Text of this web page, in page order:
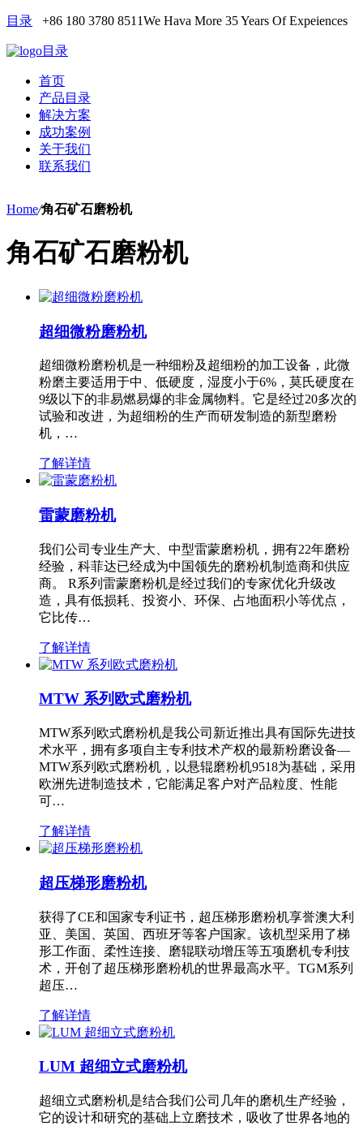
目录 +86 180 3780 8511We Hava More 35 Years Of Expeiences
目录
首页
产品目录
解决方案
成功案例
关于我们
联系我们
Home/角石矿石磨粉机
角石矿石磨粉机
超细微粉磨粉机
超细微粉磨粉机是一种细粉及超细粉的加工设备，此微
粉磨主要适用于中、低硬度，湿度小于6%，莫氏硬度在
9级以下的非易燃易爆的非金属物料。它是经过20多次的
试验和改进，为超细粉的生产而研发制造的新型磨粉
机，…
了解详情
雷蒙磨粉机
我们公司专业生产大、中型雷蒙磨粉机，拥有22年磨粉
经验，科菲达已经成为中国领先的磨粉机制造商和供应
商。 R系列雷蒙磨粉机是经过我们的专家优化升级改
造，具有低损耗、投资小、环保、占地面积小等优点，
它比传…
了解详情
MTW 系列欧式磨粉机
MTW系列欧式磨粉机是我公司新近推出具有国际先进技
术水平，拥有多项自主专利技术产权的最新粉磨设备—
MTW系列欧式磨粉机，以悬辊磨粉机9518为基础，采用
欧洲先进制造技术，它能满足客户对产品粒度、性能
可…
了解详情
超压梯形磨粉机
获得了CE和国家专利证书，超压梯形磨粉机享誉澳大利
亚、美国、英国、西班牙等客户国家。该机型采用了梯
形工作面、柔性连接、磨辊联动增压等五项磨机专利技
术，开创了超压梯形磨粉机的世界最高水平。TGM系列
超压…
了解详情
LUM 超细立式磨粉机
超细立式磨粉机是结合我们公司几年的磨机生产经验，
它的设计和研究的基础上立磨技术，吸收了世界各地的